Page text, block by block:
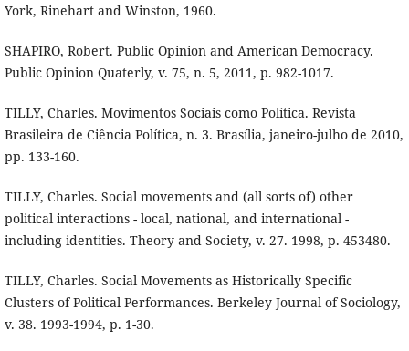
York, Rinehart and Winston, 1960.
SHAPIRO, Robert. Public Opinion and American Democracy.
Public Opinion Quaterly, v. 75, n. 5, 2011, p. 982-1017.
TILLY, Charles. Movimentos Sociais como Política. Revista
Brasileira de Ciência Política, n. 3. Brasília, janeiro-julho de 2010,
pp. 133-160.
TILLY, Charles. Social movements and (all sorts of) other
political interactions - local, national, and international -
including identities. Theory and Society, v. 27. 1998, p. 453480.
TILLY, Charles. Social Movements as Historically Specific
Clusters of Political Performances. Berkeley Journal of Sociology,
v. 38. 1993-1994, p. 1-30.